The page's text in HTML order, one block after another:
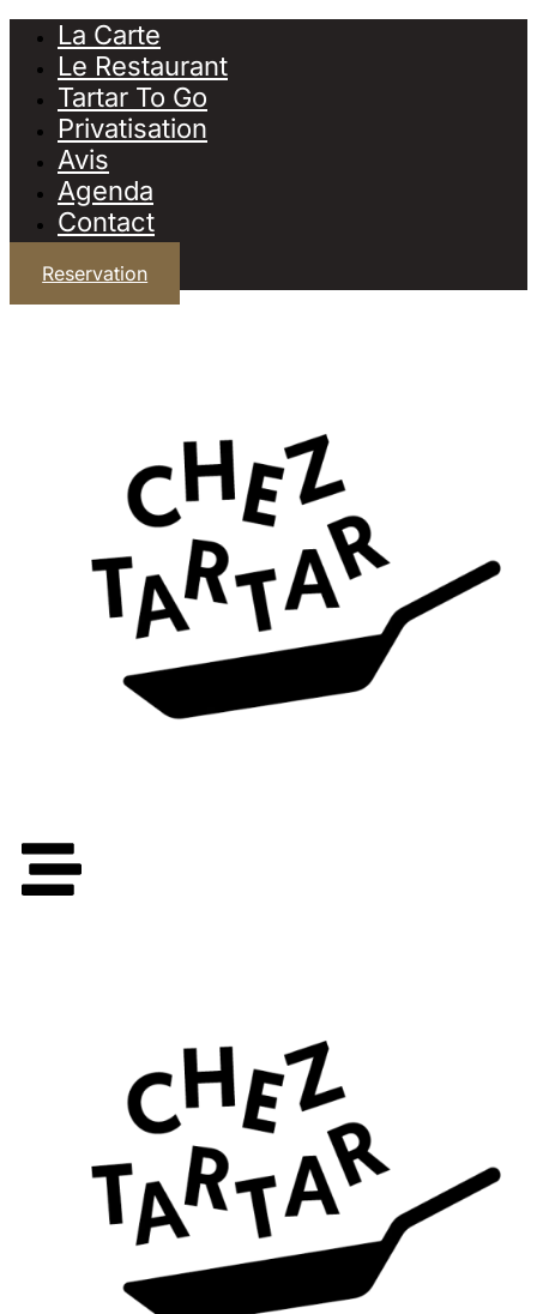
La Carte
Le Restaurant
Tartar To Go
Privatisation
Avis
Agenda
Contact
Reservation